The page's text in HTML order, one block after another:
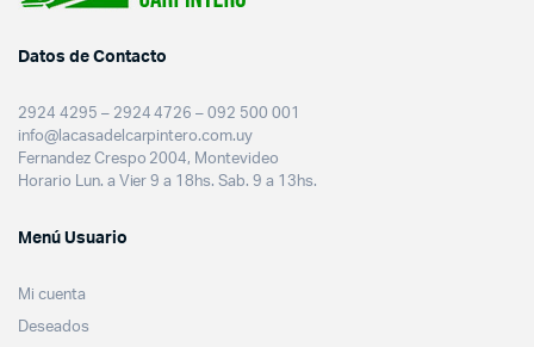
Datos de Contacto
2924 4295 – 2924 4726 – 092 500 001
info@lacasadelcarpintero.com.uy
Fernandez Crespo 2004, Montevideo
Horario Lun. a Vier 9 a 18hs. Sab. 9 a 13hs.
Menú Usuario
Mi cuenta
Deseados